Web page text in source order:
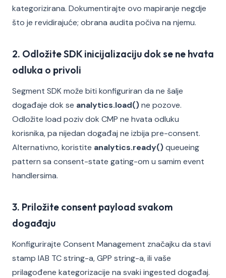
kategorizirana. Dokumentirajte ovo mapiranje negdje
što je revidirajuće; obrana audita počiva na njemu.
2. Odložite SDK inicijalizaciju dok se ne hvata
odluka o privoli
Segment SDK može biti konfiguriran da ne šalje
događaje dok se analytics.load()ne pozove.
Odložite load poziv dok CMP ne hvata odluku
korisnika, pa nijedan događaj ne izbija pre-consent.
Alternativno, koristite analytics.ready()queueing
pattern sa consent-state gating-om u samim event
handlersima.
3. Priložite consent payload svakom
događaju
Konfigurirajte Consent Management značajku da stavi
stamp IAB TC string-a, GPP string-a, ili vaše
prilagođene kategorizacije na svaki ingested događaj.